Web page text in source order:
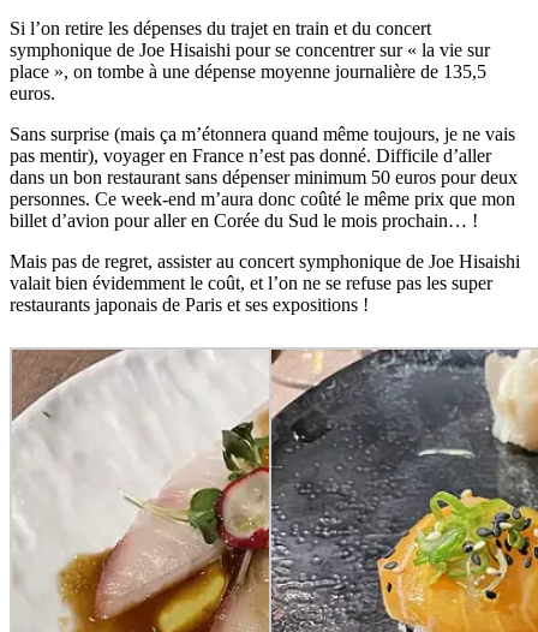
Si l’on retire les dépenses du trajet en train et du concert
symphonique de Joe Hisaishi pour se concentrer sur « la vie sur
place », on tombe à une dépense moyenne journalière de 135,5
euros.
Sans surprise (mais ça m’étonnera quand même toujours, je ne vais
pas mentir), voyager en France n’est pas donné. Difficile d’aller
dans un bon restaurant sans dépenser minimum 50 euros pour deux
personnes. Ce week-end m’aura donc coûté le même prix que mon
billet d’avion pour aller en Corée du Sud le mois prochain… !
Mais pas de regret, assister au concert symphonique de Joe Hisaishi
valait bien évidemment le coût, et l’on ne se refuse pas les super
restaurants japonais de Paris et ses expositions !